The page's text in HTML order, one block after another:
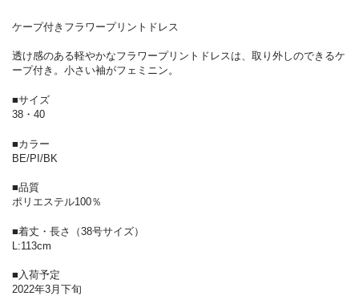
ケープ付きフラワープリントドレス
透け感のある軽やかなフラワープリントドレスは、取り外しのできるケ
ープ付き。小さい袖がフェミニン。
■サイズ
38・40
■カラー
BE/PI/BK
■品質
ポリエステル100％
■着丈・長さ（38号サイズ）
L:113cm
■入荷予定
2022年3月下旬